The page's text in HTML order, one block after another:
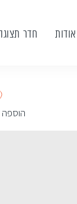
אודות חדר
הוספה